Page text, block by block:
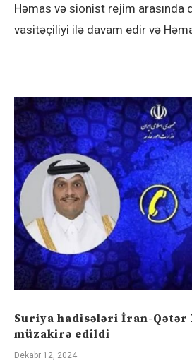
Həmas və sionist rejim arasında
vasitəçiliyi ilə davam edir və
Suriya hadisələri İran-Qətər
müzakirə edildi
Dekabr 12, 2024